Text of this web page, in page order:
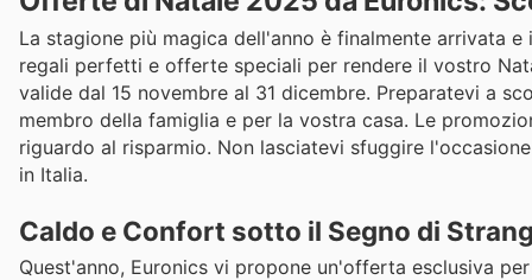
La stagione più magica dell'anno è finalmente arrivata
regali perfetti e offerte speciali per rendere il vostro
valide dal 15 novembre al 31 dicembre. Preparatevi a
membro della famiglia e per la vostra casa. Le
riguardo al risparmio. Non lasciatevi sfuggire
in Italia.
Caldo e Confort sotto il Segno di
Quest'anno, Euronics vi propone un'offerta esclusiva